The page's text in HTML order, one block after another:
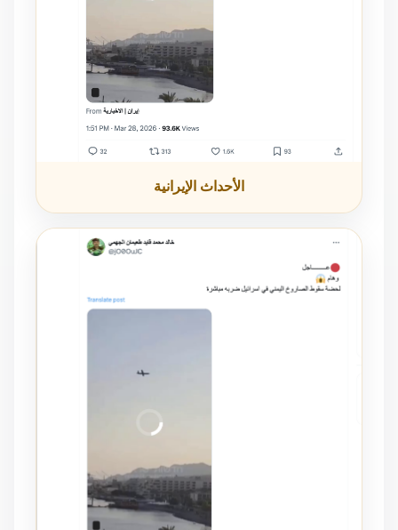
الأحداث الإيرانية